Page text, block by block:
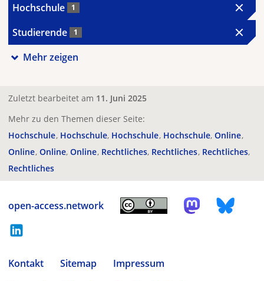
Hochschule 1
Studierende 1
Mehr zeigen
Zuletzt bearbeitet am 11. Juni 2025
Mehr zu den Themen dieser Seite:
Hochschule Hochschule Hochschule Hochschule Online
Online Online Online Rechtliches Rechtliches Rechtliches
Rechtliches
open-access.network
Kontakt Sitemap
Impressum